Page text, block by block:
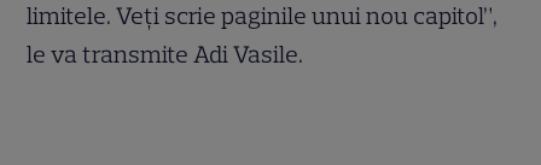
limitele. Veți scrie paginile unui nou capitol”,
le va transmite Adi Vasile.